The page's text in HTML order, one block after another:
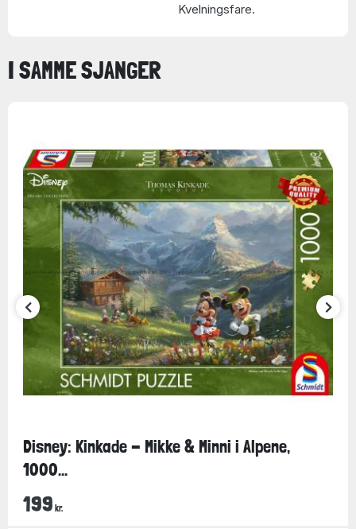
Kvelningsfare.
I SAMME SJANGER
Disney: Kinkade - Mikke & Minni i Alpene,
1000...
199 kr.